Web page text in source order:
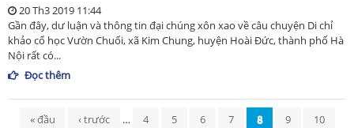
20 Th3 2019 11:44
Gần đây, dư luận và thông tin đại chúng xôn xao về câu chuyện Di chỉ
khảo cổ học Vườn Chuối, xã Kim Chung, huyện Hoài Đức, thành phố Hà
Nội rất có...
Đọc thêm
Trang
« đầu ‹ trước … 4 5 6 7 8 9 10